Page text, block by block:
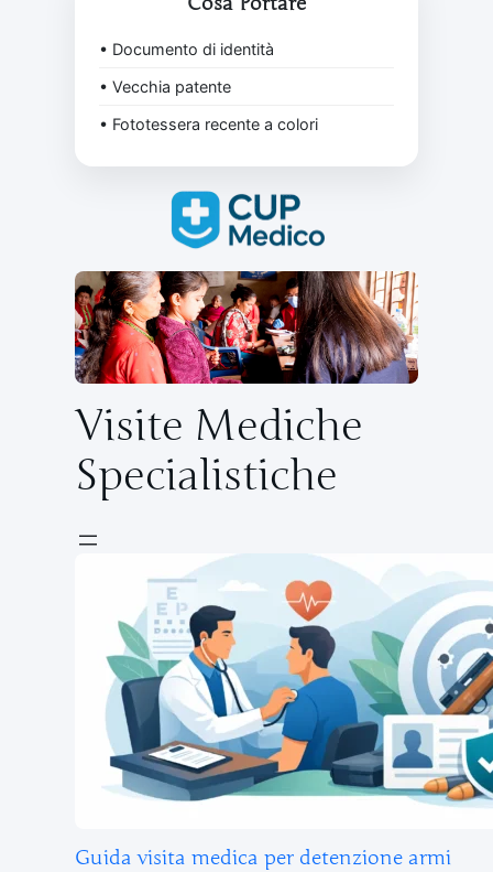
• Documento di identità
• Vecchia patente
• Fototessera recente a colori
Visite Mediche
Specialistiche
Guida visita medica per detenzione armi